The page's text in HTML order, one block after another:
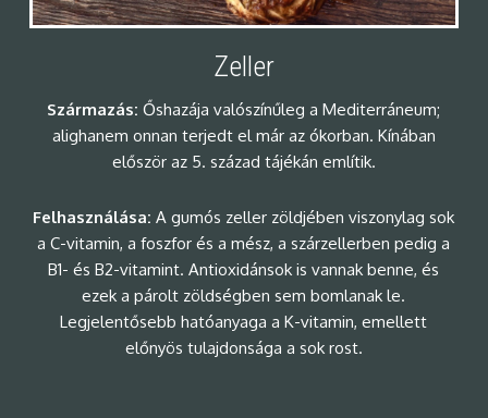
Zeller
Származás: Őshazája valószínűleg a Mediterráneum;
alighanem onnan terjedt el már az ókorban. Kínában
először az 5. század tájékán említik.
Felhasználása: A gumós zeller zöldjében viszonylag sok
a C-vitamin, a foszfor és a mész, a szárzellerben pedig a
B1- és B2-vitamint. Antioxidánsok is vannak benne, és
ezek a párolt zöldségben sem bomlanak le.
Legjelentősebb hatóanyaga a K-vitamin, emellett
előnyös tulajdonsága a sok rost.